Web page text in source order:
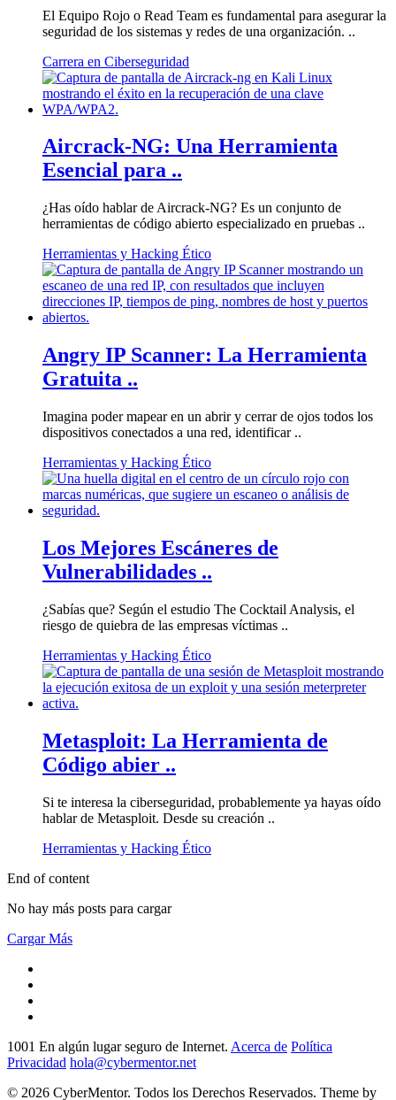
El Equipo Rojo o Read Team es fundamental para asegurar la
seguridad de los sistemas y redes de una organización. ..
Carrera en Ciberseguridad
Aircrack-NG: Una Herramienta
Esencial para ..
¿Has oído hablar de Aircrack-NG? Es un conjunto de
herramientas de código abierto especializado en pruebas ..
Herramientas y Hacking Ético
Angry IP Scanner: La Herramienta
Gratuita ..
Imagina poder mapear en un abrir y cerrar de ojos todos los
dispositivos conectados a una red, identificar ..
Herramientas y Hacking Ético
Los Mejores Escáneres de
Vulnerabilidades ..
¿Sabías que? Según el estudio The Cocktail Analysis, el
riesgo de quiebra de las empresas víctimas ..
Herramientas y Hacking Ético
Metasploit: La Herramienta de
Código abier ..
Si te interesa la ciberseguridad, probablemente ya hayas oído
hablar de Metasploit. Desde su creación ..
Herramientas y Hacking Ético
End of content
No hay más posts para cargar
Cargar Más
1001 En algún lugar seguro de Internet. Acerca de Política
Privacidad hola@cybermentor.net
© 2026 CyberMentor. Todos los Derechos Reservados. Theme by